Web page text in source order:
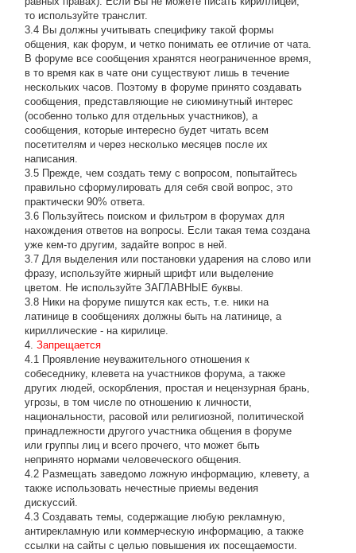
то используйте транслит.
3.4 Вы должны учитывать специфику такой формы
общения, как форум, и четко понимать ее отличие от чата.
В форуме все сообщения хранятся неограниченное время,
в то время как в чате они существуют лишь в течение
нескольких часов. Поэтому в форуме принято создавать
сообщения, представляющие не сиюминутный интерес
(особенно только для отдельных участников), а
сообщения, которые интересно будет читать всем
посетителям и через несколько месяцев после их
написания.
3.5 Прежде, чем создать тему с вопросом, попытайтесь
правильно сформулировать для себя свой вопрос, это
практически 90% ответа.
3.6 Пользуйтесь поиском и фильтром в форумах для
нахождения ответов на вопросы. Если такая тема создана
уже кем-то другим, задайте вопрос в ней.
3.7 Для выделения или постановки ударения на слово или
фразу, используйте жирный шрифт или выделение
цветом. Не используйте ЗАГЛАВНЫЕ буквы.
3.8 Ники на форуме пишутся как есть, т.е. ники на
латинице в сообщениях должны быть на латинице, а
кириллические - на кирилице.
4.Запрещается
4.1 Проявление неуважительного отношения к
собеседнику, клевета на участников форума, а также
других людей, оскорбления, простая и нецензурная брань,
угрозы, в том числе по отношению к личности,
национальности, расовой или религиозной, политической
принадлежности другого участника общения в форуме
или группы лиц и всего прочего, что может быть
непринято нормами человеческого общения.
4.2 Размещать заведомо ложную информацию, клевету, а
также использовать нечестные приемы ведения
дискуссий.
4.3 Создавать темы, содержащие любую рекламную,
антирекламную или коммерческую информацию, а также
ссылки на сайты с целью повышения их посещаемости.